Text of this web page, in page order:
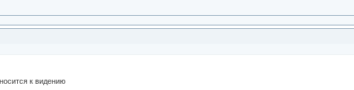
к видению